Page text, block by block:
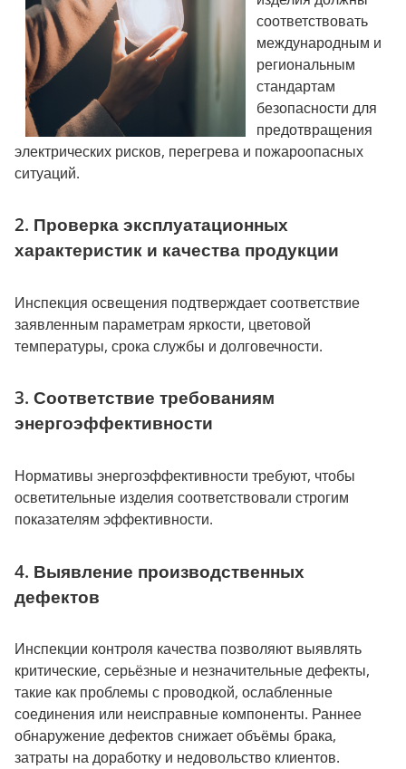
соответствовать
международным и
региональным
стандартам
безопасности для
предотвращения
электрических рисков, перегрева и пожароопасных
ситуаций.
2. Проверка эксплуатационных
характеристик и качества продукции
Инспекция освещения подтверждает соответствие
заявленным параметрам яркости, цветовой
температуры, срока службы и долговечности.
3. Соответствие требованиям
энергоэффективности
Нормативы энергоэффективности требуют, чтобы
осветительные изделия соответствовали строгим
показателям эффективности.
4. Выявление производственных
дефектов
Инспекции контроля качества позволяют выявлять
критические, серьёзные и незначительные дефекты,
такие как проблемы с проводкой, ослабленные
соединения или неисправные компоненты. Раннее
обнаружение дефектов снижает объёмы брака,
затраты на доработку и недовольство клиентов.